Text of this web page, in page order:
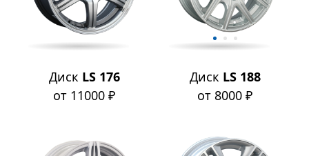
Диск LS 176
от 11000 ₽
Диск LS 188
от 8000 ₽